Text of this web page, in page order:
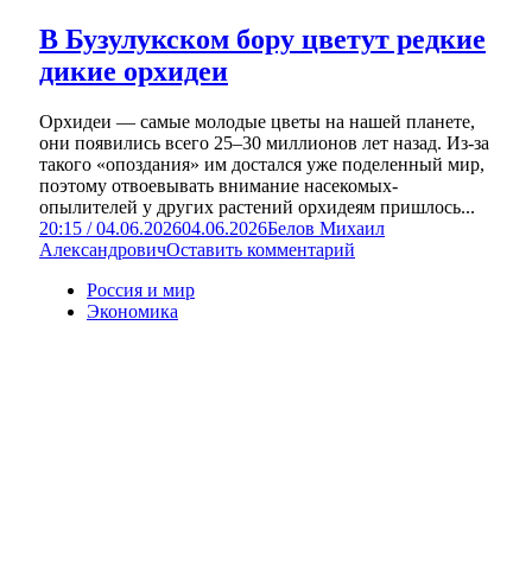
В Бузулукском бору цветут редкие
дикие орхидеи
Орхидеи — самые молодые цветы на нашей планете,
они появились всего 25–30 миллионов лет назад. Из-за
такого «опоздания» им достался уже поделенный мир,
поэтому отвоевывать внимание насекомых-
опылителей у других растений орхидеям пришлось...
20:15 / 04.06.202604.06.2026Белов Михаил
АлександровичОставить комментарий
Россия и мир
Экономика